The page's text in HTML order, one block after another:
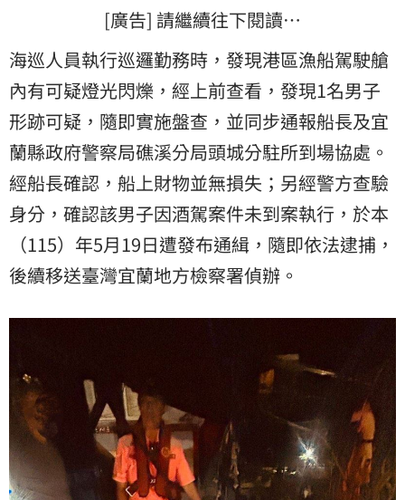
[廣告] 請繼續往下閱讀…
海巡人員執行巡邏勤務時，發現港區漁船駕駛艙
內有可疑燈光閃爍，經上前查看，發現1名男子
形跡可疑，隨即實施盤查，並同步通報船長及宜
蘭縣政府警察局礁溪分局頭城分駐所到場協處。
經船長確認，船上財物並無損失；另經警方查驗
身分，確認該男子因酒駕案件未到案執行，於本
（115）年5月19日遭發布通緝，隨即依法逮捕，
後續移送臺灣宜蘭地方檢察署偵辦。